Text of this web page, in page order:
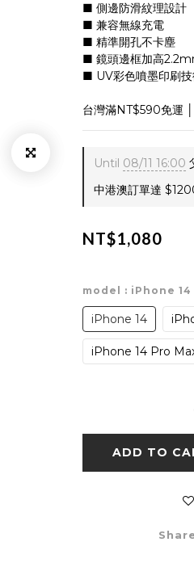
■ 側邊防滑紋理設計
■ 兼容無線充電
■ 精準開孔不卡塵
■ 鏡頭邊框加高
■ UV彩色噴墨印刷技
台灣滿NT$590免運
Until 08/11 16:00
中港澳訂單達
NT$1,080
model : iPhone 14
iPhone 14
iPhone 14 Pro
ADD TO